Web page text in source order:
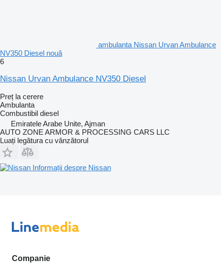
ambulanta Nissan Urvan Ambulance
NV350 Diesel nouă
6
Nissan Urvan Ambulance NV350 Diesel
Preț la cerere
Ambulanta
Combustibil diesel
Emiratele Arabe Unite, Ajman
AUTO ZONE ARMOR & PROCESSING CARS LLC
Luați legătura cu vânzătorul
Informații despre Nissan
Companie